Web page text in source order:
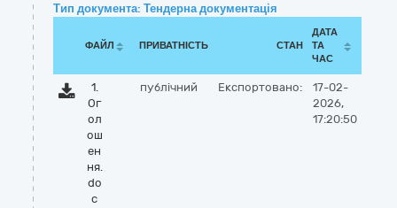
Тип документа: Тендерна документація
ФАЙЛ ПРИВАТНІСТЬ СТАН
ДАТА
ТА
ЧАС
1.
Ог
ол
ош
ен
ня.
do
c
публічний Експортовано:
17-02-
2026,
17:20:50